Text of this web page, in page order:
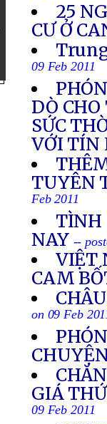
25
CƯ Ở
09 Feb 2011
DÒ
SỨC
VỚI TÍN
TUYÊN
Feb 2011
TÌNH
NAY --
VIỆT
CAM
on 09 Feb
GIÁ
09 Feb 2011